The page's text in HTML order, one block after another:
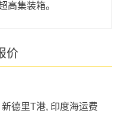
高集装箱。
价
德里T港, 印度海运费